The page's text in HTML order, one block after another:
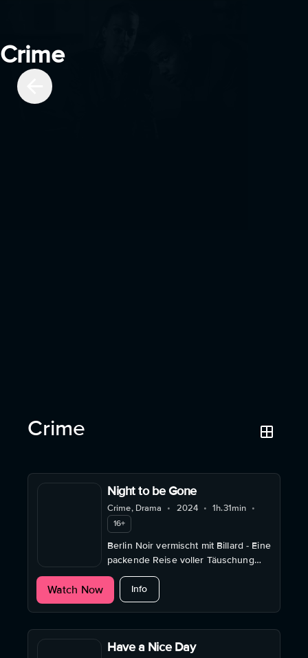
Crime
Crime
Night to be Gone
Crime, Drama • 2024 • 1h.31min •
16+
Berlin Noir vermischt mit Billard - Eine
packende Reise voller Täuschung
und Ambition im Schatten.
Watch Now Infoabout Night to be Gone
Have a Nice Day